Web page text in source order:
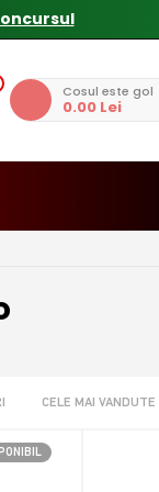
Cosul este gol
0.00 Lei
CELE MAI VANDUTE